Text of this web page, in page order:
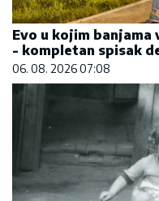
Evo u kojim banjama
- kompletan spisak
06. 08. 2026 07:08